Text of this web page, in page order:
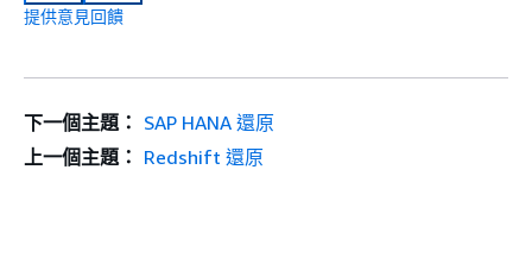
提供意見回饋
下一個主題： SAP HANA 還原
上一個主題： Redshift 還原